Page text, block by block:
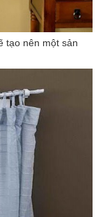
tạo nên một sản